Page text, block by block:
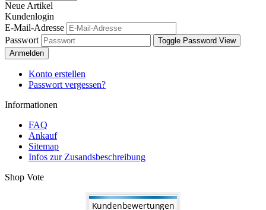
Neue Artikel
Kundenlogin
E-Mail-Adresse
Passwort
Toggle Password View
Anmelden
Konto erstellen
Passwort vergessen?
Informationen
FAQ
Ankauf
Sitemap
Infos zur Zusandsbeschreibung
Shop Vote